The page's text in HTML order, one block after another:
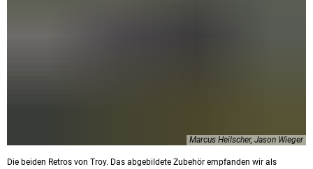
Marcus Heilscher, Jason Wieger
Die beiden Retros von Troy. Das abgebildete Zubehör empfanden wir als